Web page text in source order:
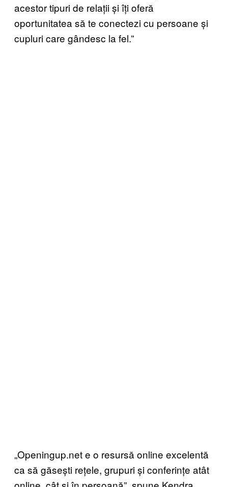
acestor tipuri de relații și îți oferă
oportunitatea să te conectezi cu persoane și
cupluri care gândesc la fel.”
„Openingup.net e o resursă online excelentă
ca să găsești rețele, grupuri și conferințe atât